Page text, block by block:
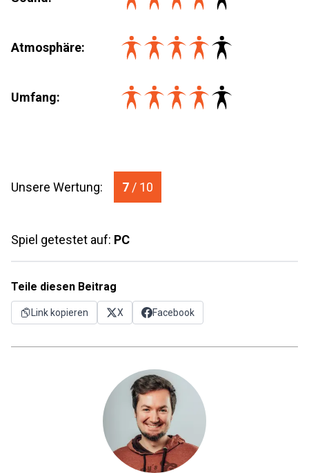
Atmosphäre:
Umfang:
Unsere Wertung: 7 / 10
Spiel getestet auf: PC
Teile diesen Beitrag
Link kopieren X Facebook